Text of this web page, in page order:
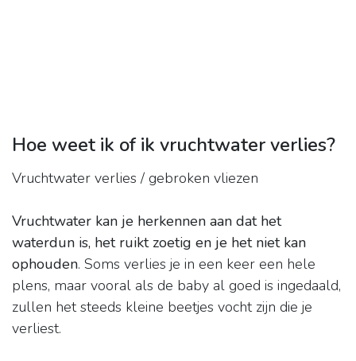
Hoe weet ik of ik vruchtwater verlies?
Vruchtwater verlies / gebroken vliezen
Vruchtwater kan je herkennen aan dat het
waterdun is, het ruikt zoetig en je het niet kan
ophouden. Soms verlies je in een keer een hele
plens, maar vooral als de baby al goed is ingedaald,
zullen het steeds kleine beetjes vocht zijn die je
verliest.